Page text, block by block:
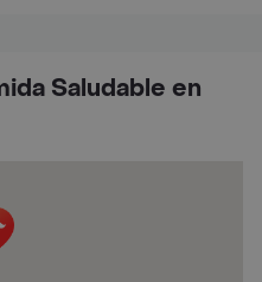
Saludable en